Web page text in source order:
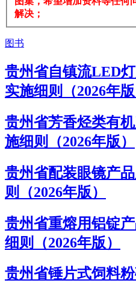
解决；
图书
贵州省自镇流LED
实施细则（2026年版
贵州省芳香烃类有
施细则（2026年版）
贵州省配装眼镜产
则（2026年版）
贵州省重熔用铝锭
细则（2026年版）
贵州省锤片式饲料